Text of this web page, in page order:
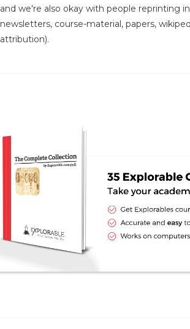
and we're also okay with people reprinting
newsletters, course-material, papers,
attribution).